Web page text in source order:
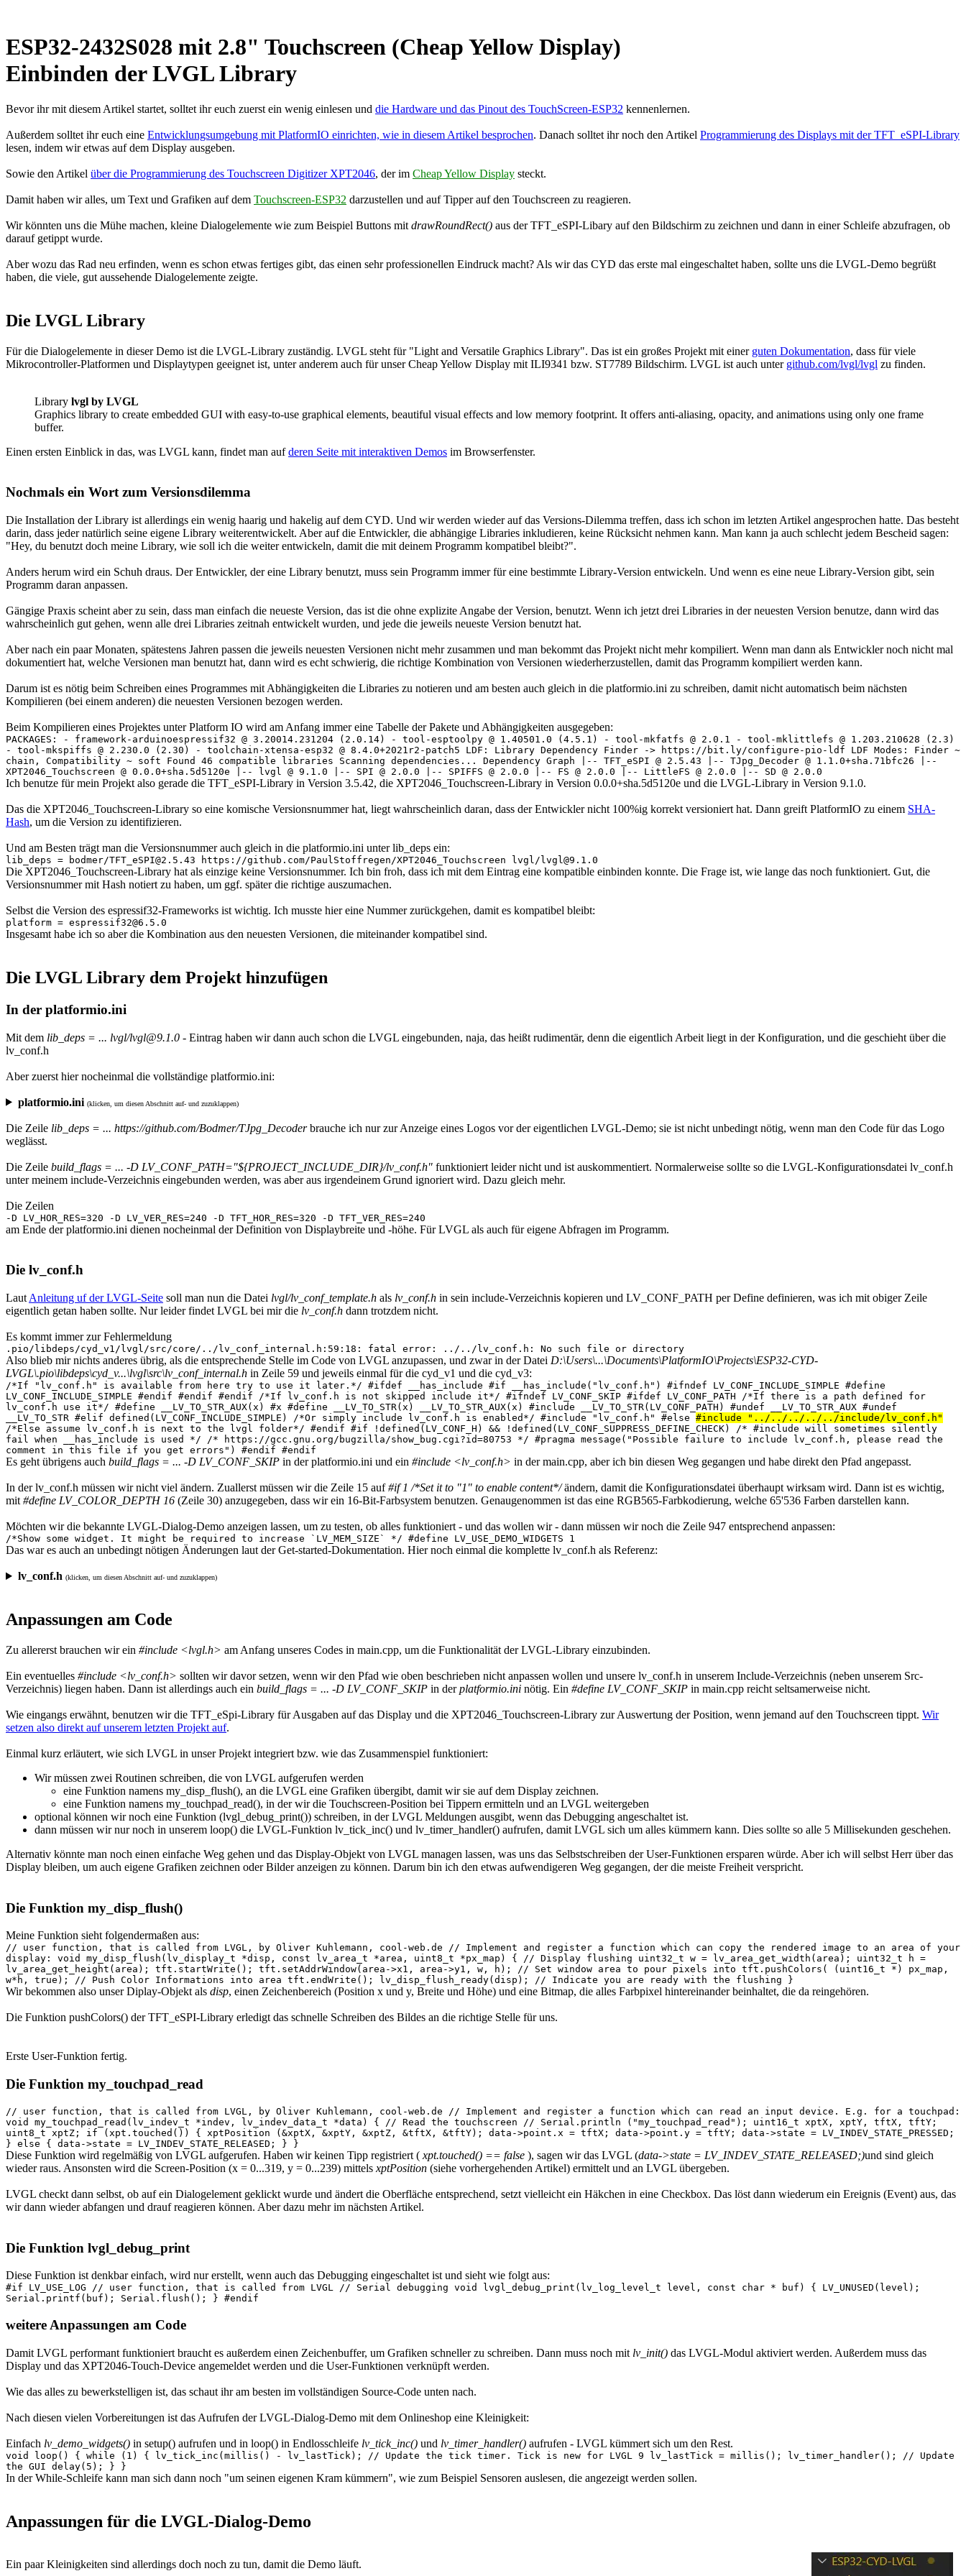
ESP32-2432S028 mit 2.8" Touchscreen (Cheap Yellow Display)
Einbinden der LVGL Library
Bevor ihr mit diesem Artikel startet, solltet ihr euch zuerst ein wenig einlesen und die Hardware und das Pinout des TouchScreen-ESP32 kennenlernen.
Außerdem solltet ihr euch eine Entwicklungsumgebung mit PlatformIO einrichten, wie in diesem Artikel besprochen. Danach solltet ihr noch den Artikel Programmierung des Displays mit der TFT_eSPI-Library
lesen, indem wir etwas auf dem Display ausgeben.
Sowie den Artikel über die Programmierung des Touchscreen Digitizer XPT2046, der im Cheap Yellow Display steckt.
Damit haben wir alles, um Text und Grafiken auf dem Touchscreen-ESP32 darzustellen und auf Tipper auf den Touchscreen zu reagieren.
Wir könnten uns die Mühe machen, kleine Dialogelemente wie zum Beispiel Buttons mit drawRoundRect() aus der TFT_eSPI-Libary auf den Bildschirm zu zeichnen und dann in einer Schleife abzufragen, ob
darauf getippt wurde.
Aber wozu das Rad neu erfinden, wenn es schon etwas fertiges gibt, das einen sehr professionellen Eindruck macht? Als wir das CYD das erste mal eingeschaltet haben, sollte uns die LVGL-Demo begrüßt
haben, die viele, gut aussehende Dialogelemente zeigte.
Die LVGL Library
Für die Dialogelemente in dieser Demo ist die LVGL-Library zuständig. LVGL steht für "Light and Versatile Graphics Library". Das ist ein großes Projekt mit einer guten Dokumentation, dass für viele
Mikrocontroller-Platformen und Displaytypen geeignet ist, unter anderem auch für unser Cheap Yellow Display mit ILI9341 bzw. ST7789 Bildschirm. LVGL ist auch unter github.com/lvgl/lvgl zu finden.
Library lvgl by LVGL
Graphics library to create embedded GUI with easy-to-use graphical elements, beautiful visual effects and low memory footprint. It offers anti-aliasing, opacity, and animations using only one frame
buffer.
Einen ersten Einblick in das, was LVGL kann, findet man aufderen Seite mit interaktiven Demos im Browserfenster.
Nochmals ein Wort zum Versionsdilemma
Die Installation der Library ist allerdings ein wenig haarig und hakelig auf dem CYD. Und wir werden wieder auf das Versions-Dilemma treffen, dass ich schon im letzten Artikel angesprochen hatte. Das besteht
darin, dass jeder natürlich seine eigene Library weiterentwickelt. Aber auf die Entwickler, die abhängige Libraries inkludieren, keine Rücksicht nehmen kann. Man kann ja auch schlecht jedem Bescheid sagen:
"Hey, du benutzt doch meine Library, wie soll ich die weiter entwickeln, damit die mit deinem Programm kompatibel bleibt?".
Anders herum wird ein Schuh draus. Der Entwickler, der eine Library benutzt, muss sein Programm immer für eine bestimmte Library-Version entwickeln. Und wenn es eine neue Library-Version gibt, sein
Programm daran anpassen.
Gängige Praxis scheint aber zu sein, dass man einfach die neueste Version, das ist die ohne explizite Angabe der Version, benutzt. Wenn ich jetzt drei Libraries in der neuesten Version benutze, dann wird das
wahrscheinlich gut gehen, wenn alle drei Libraries zeitnah entwickelt wurden, und jede die jeweils neueste Version benutzt hat.
Aber nach ein paar Monaten, spätestens Jahren passen die jeweils neuesten Versionen nicht mehr zusammen und man bekommt das Projekt nicht mehr kompiliert. Wenn man dann als Entwickler noch nicht mal
dokumentiert hat, welche Versionen man benutzt hat, dann wird es echt schwierig, die richtige Kombination von Versionen wiederherzustellen, damit das Programm kompiliert werden kann.
Darum ist es nötig beim Schreiben eines Programmes mit Abhängigkeiten die Libraries zu notieren und am besten auch gleich in die platformio.ini zu schreiben, damit nicht automatisch beim nächsten
Kompilieren (bei einem anderen) die neuesten Versionen bezogen werden.
Beim Kompilieren eines Projektes unter Platform IO wird am Anfang immer eine Tabelle der Pakete und Abhängigkeiten ausgegeben:
PACKAGES: - framework-arduinoespressif32 @ 3.20014.231204 (2.0.14) - tool-esptoolpy @ 1.40501.0 (4.5.1) - tool-mkfatfs @ 2.0.1 - tool-mklittlefs @ 1.203.210628 (2.3)
- tool-mkspiffs @ 2.230.0 (2.30) - toolchain-xtensa-esp32 @ 8.4.0+2021r2-patch5 LDF: Library Dependency Finder -> https://bit.ly/configure-pio-ldf LDF Modes: Finder ~
chain, Compatibility ~ soft Found 46 compatible libraries Scanning dependencies... Dependency Graph |-- TFT_eSPI @ 2.5.43 |-- TJpg_Decoder @ 1.1.0+sha.71bfc26 |--
XPT2046_Touchscreen @ 0.0.0+sha.5d5120e |-- lvgl @ 9.1.0 |-- SPI @ 2.0.0 |-- SPIFFS @ 2.0.0 |-- FS @ 2.0.0 |-- LittleFS @ 2.0.0 |-- SD @ 2.0.0
Ich benutze für mein Projekt also gerade die TFT_eSPI-Library in Version 3.5.42, die XPT2046_Touchscreen-Library in Version 0.0.0+sha.5d5120e und die LVGL-Library in Version 9.1.0.
Das die XPT2046_Touchscreen-Library so eine komische Versionsnummer hat, liegt wahrscheinlich daran, dass der Entwickler nicht 100%ig korrekt versioniert hat. Dann greift PlatformIO zu einem SHA-
Hash, um die Version zu identifizieren.
Und am Besten trägt man die Versionsnummer auch gleich in die platformio.ini unter lib_deps ein:
lib_deps = bodmer/TFT_eSPI@2.5.43 https://github.com/PaulStoffregen/XPT2046_Touchscreen lvgl/lvgl@9.1.0
Die XPT2046_Touchscreen-Library hat als einzige keine Versionsnummer. Ich bin froh, dass ich mit dem Eintrag eine kompatible einbinden konnte. Die Frage ist, wie lange das noch funktioniert. Gut, die
Versionsnummer mit Hash notiert zu haben, um ggf. später die richtige auszumachen.
Selbst die Version des espressif32-Frameworks ist wichtig. Ich musste hier eine Nummer zurückgehen, damit es kompatibel bleibt:
platform = espressif32@6.5.0
Insgesamt habe ich so aber die Kombination aus den neuesten Versionen, die miteinander kompatibel sind.
Die LVGL Library dem Projekt hinzufügen
In der platformio.ini
Mit dem lib_deps = ... lvgl/lvgl@9.1.0 - Eintrag haben wir dann auch schon die LVGL eingebunden, naja, das heißt rudimentär, denn die eigentlich Arbeit liegt in der Konfiguration, und die geschieht über die
lv_conf.h
Aber zuerst hier nocheinmal die vollständige platformio.ini:
platformio.ini (klicken, um diesen Abschnitt auf- und zuzuklappen)
Die Zeile lib_deps = ... https://github.com/Bodmer/TJpg_Decoderbrauche ich nur zur Anzeige eines Logos vor der eigentlichen LVGL-Demo; sie ist nicht unbedingt nötig, wenn man den Code für das Logo
weglässt.
Die Zeile build_flags = ... -D LV_CONF_PATH="${PROJECT_INCLUDE_DIR}/lv_conf.h" funktioniert leider nicht und ist auskommentiert. Normalerweise sollte so die LVGL-Konfigurationsdatei lv_conf.h
unter meinem include-Verzeichnis eingebunden werden, was aber aus irgendeinem Grund ignoriert wird. Dazu gleich mehr.
Die Zeilen
-D LV_HOR_RES=320 -D LV_VER_RES=240 -D TFT_HOR_RES=320 -D TFT_VER_RES=240
am Ende der platformio.ini dienen nocheinmal der Definition von Displaybreite und -höhe. Für LVGL als auch für eigene Abfragen im Programm.
Die lv_conf.h
Laut Anleitung uf der LVGL-Seite soll man nun die Datei lvgl/lv_conf_template.h als lv_conf.h in sein include-Verzeichnis kopieren und LV_CONF_PATH per Define definieren, was ich mit obiger Zeile
eigentlich getan haben sollte. Nur leider findet LVGL bei mir die lv_conf.h dann trotzdem nicht.
Es kommt immer zur Fehlermeldung
.pio/libdeps/cyd_v1/lvgl/src/core/../lv_conf_internal.h:59:18: fatal error: ../../lv_conf.h: No such file or directory
Also blieb mir nichts anderes übrig, als die entsprechende Stelle im Code von LVGL anzupassen, und zwar in der Datei D:\Users\...\Documents\PlatformIO\Projects\ESP32-CYD-
LVGL\.pio\libdeps\cyd_v...\lvgl\src\lv_conf_internal.h in Zeile 59 und jeweils einmal für die cyd_v1 und die cyd_v3:
/*If "lv_conf.h" is available from here try to use it later.*/ #ifdef __has_include #if __has_include("lv_conf.h") #ifndef LV_CONF_INCLUDE_SIMPLE #define
LV_CONF_INCLUDE_SIMPLE #endif #endif #endif /*If lv_conf.h is not skipped include it*/ #ifndef LV_CONF_SKIP #ifdef LV_CONF_PATH /*If there is a path defined for
lv_conf.h use it*/ #define __LV_TO_STR_AUX(x) #x #define __LV_TO_STR(x) __LV_TO_STR_AUX(x) #include __LV_TO_STR(LV_CONF_PATH) #undef __LV_TO_STR_AUX #undef
__LV_TO_STR #elif defined(LV_CONF_INCLUDE_SIMPLE) /*Or simply include lv_conf.h is enabled*/ #include "lv_conf.h" #else #include "../../../../../include/lv_conf.h"
/*Else assume lv_conf.h is next to the lvgl folder*/ #endif #if !defined(LV_CONF_H) && !defined(LV_CONF_SUPPRESS_DEFINE_CHECK) /* #include will sometimes silently
fail when __has_include is used */ /* https://gcc.gnu.org/bugzilla/show_bug.cgi?id=80753 */ #pragma message("Possible failure to include lv_conf.h, please read the
comment in this file if you get errors") #endif #endif
Es geht übrigens auch build_flags = ... -D LV_CONF_SKIP in der platformio.ini und ein #include <lv_conf.h> in der main.cpp, aber ich bin diesen Weg gegangen und habe direkt den Pfad angepasst.
In der lv_conf.h müssen wir nicht viel ändern. Zuallerst müssen wir die Zeile 15 auf#if 1 /*Set it to "1" to enable content*/ändern, damit die Konfigurationsdatei überhaupt wirksam wird. Dann ist es wichtig,
mit #define LV_COLOR_DEPTH 16 (Zeile 30) anzugegeben, dass wir ein 16-Bit-Farbsystem benutzen. Genaugenommen ist das eine RGB565-Farbkodierung, welche 65'536 Farben darstellen kann.
Möchten wir die bekannte LVGL-Dialog-Demo anzeigen lassen, um zu testen, ob alles funktioniert - und das wollen wir - dann müssen wir noch die Zeile 947 entsprechend anpassen:
/*Show some widget. It might be required to increase `LV_MEM_SIZE` */ #define LV_USE_DEMO_WIDGETS 1
Das war es auch an unbedingt nötigen Änderungen laut der Get-started-Dokumentation. Hier noch einmal die komplette lv_conf.h als Referenz:
lv_conf.h (klicken, um diesen Abschnitt auf- und zuzuklappen)
Anpassungen am Code
Zu allererst brauchen wir ein #include <lvgl.h> am Anfang unseres Codes in main.cpp, um die Funktionalität der LVGL-Library einzubinden.
Ein eventuelles #include <lv_conf.h> sollten wir davor setzen, wenn wir den Pfad wie oben beschrieben nicht anpassen wollen und unsere lv_conf.h in unserem Include-Verzeichnis (neben unserem Src-
Verzeichnis) liegen haben. Dann ist allerdings auch ein build_flags = ... -D LV_CONF_SKIP in derplatformio.ini nötig. Ein #define LV_CONF_SKIP in main.cpp reicht seltsamerweise nicht.
Wie eingangs erwähnt, benutzen wir die TFT_eSpi-Library für Ausgaben auf das Display und die XPT2046_Touchscreen-Library zur Auswertung der Position, wenn jemand auf den Touchscreen tippt. Wir
setzen also direkt auf unserem letzten Projekt auf.
Einmal kurz erläutert, wie sich LVGL in unser Projekt integriert bzw. wie das Zusammenspiel funktioniert:
Wir müssen zwei Routinen schreiben, die von LVGL aufgerufen werden
eine Funktion namens my_disp_flush(), an die LVGL eine Grafiken übergibt, damit wir sie auf dem Display zeichnen.
eine Funktion namens my_touchpad_read(), in der wir die Touchscreen-Position bei Tippern ermitteln und an LVGL weitergeben
optional können wir noch eine Funktion (lvgl_debug_print()) schreiben, in der LVGL Meldungen ausgibt, wenn das Debugging angeschaltet ist.
dann müssen wir nur noch in unserem loop() die LVGL-Funktion lv_tick_inc() und lv_timer_handler() aufrufen, damit LVGL sich um alles kümmern kann. Dies sollte so alle 5 Millisekunden geschehen.
Alternativ könnte man noch einen einfache Weg gehen und das Display-Objekt von LVGL managen lassen, was uns das Selbstschreiben der User-Funktionen ersparen würde. Aber ich will selbst Herr über das
Display bleiben, um auch eigene Grafiken zeichnen oder Bilder anzeigen zu können. Darum bin ich den etwas aufwendigeren Weg gegangen, der die meiste Freiheit verspricht.
Die Funktion my_disp_flush()
Meine Funktion sieht folgendermaßen aus:
// user function, that is called from LVGL, by Oliver Kuhlemann, cool-web.de // Implement and register a function which can copy the rendered image to an area of your
display: void my_disp_flush(lv_display_t *disp, const lv_area_t *area, uint8_t *px_map) { // Display flushing uint32_t w = lv_area_get_width(area); uint32_t h =
lv_area_get_height(area); tft.startWrite(); tft.setAddrWindow(area->x1, area->y1, w, h); // Set window area to pour pixels into tft.pushColors( (uint16_t *) px_map,
w*h, true); // Push Color Informations into area tft.endWrite(); lv_disp_flush_ready(disp); // Indicate you are ready with the flushing }
Wir bekommen also unser Diplay-Objekt als disp, einen Zeichenbereich (Position x und y, Breite und Höhe) und eine Bitmap, die alles Farbpixel hintereinander beinhaltet, die da reingehören.
Die Funktion pushColors() der TFT_eSPI-Library erledigt das schnelle Schreiben des Bildes an die richtige Stelle für uns.
Erste User-Funktion fertig.
Die Funktion my_touchpad_read
// user function, that is called from LVGL, by Oliver Kuhlemann, cool-web.de // Implement and register a function which can read an input device. E.g. for a touchpad:
void my_touchpad_read(lv_indev_t *indev, lv_indev_data_t *data) { // Read the touchscreen // Serial.println ("my_touchpad_read"); uint16_t xptX, xptY, tftX, tftY;
uint8_t xptZ; if (xpt.touched()) { xptPosition (&xptX, &xptY, &xptZ, &tftX, &tftY); data->point.x = tftX; data->point.y = tftY; data->state = LV_INDEV_STATE_PRESSED;
} else { data->state = LV_INDEV_STATE_RELEASED; } }
Diese Funktion wird regelmäßig von LVGL aufgerufen. Haben wir keinen Tipp registriert ( xpt.touched() == false ), sagen wir das LVGL (data->state = LV_INDEV_STATE_RELEASED;)und sind gleich
wieder raus. Ansonsten wird die Screen-Position (x = 0...319, y = 0...239) mittels xptPosition (siehe vorhergehenden Artikel) ermittelt und an LVGL übergeben.
LVGL checkt dann selbst, ob auf ein Dialogelement geklickt wurde und ändert die Oberfläche entsprechend, setzt vielleicht ein Häkchen in eine Checkbox. Das löst dann wiederum ein Ereignis (Event) aus, das
wir dann wieder abfangen und drauf reagieren können. Aber dazu mehr im nächsten Artikel.
Die Funktion lvgl_debug_print
Diese Funktion ist denkbar einfach, wird nur erstellt, wenn auch das Debugging eingeschaltet ist und sieht wie folgt aus:
#if LV_USE_LOG // user function, that is called from LVGL // Serial debugging void lvgl_debug_print(lv_log_level_t level, const char * buf) { LV_UNUSED(level);
Serial.printf(buf); Serial.flush(); } #endif
weitere Anpassungen am Code
Damit LVGL performant funktioniert braucht es außerdem einen Zeichenbuffer, um Grafiken schneller zu schreiben. Dann muss noch mit lv_init() das LVGL-Modul aktiviert werden. Außerdem muss das
Display und das XPT2046-Touch-Device angemeldet werden und die User-Funktionen verknüpft werden.
Wie das alles zu bewerkstelligen ist, das schaut ihr am besten im vollständigen Source-Code unten nach.
Nach diesen vielen Vorbereitungen ist das Aufrufen der LVGL-Dialog-Demo mit dem Onlineshop eine Kleinigkeit:
Einfach lv_demo_widgets() in setup() aufrufen und in loop() in Endlosschleife lv_tick_inc() und lv_timer_handler() aufrufen - LVGL kümmert sich um den Rest.
void loop() { while (1) { lv_tick_inc(millis() - lv_lastTick); // Update the tick timer. Tick is new for LVGL 9 lv_lastTick = millis(); lv_timer_handler(); // Update
the GUI delay(5); } }
In der While-Schleife kann man sich dann noch "um seinen eigenen Kram kümmern", wie zum Beispiel Sensoren auslesen, die angezeigt werden sollen.
Anpassungen für die LVGL-Dialog-Demo
Ein paar Kleinigkeiten sind allerdings doch noch zu tun, damit die Demo läuft.